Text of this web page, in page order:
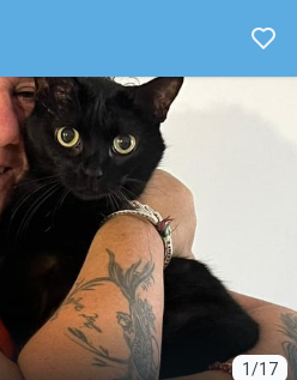
1/17